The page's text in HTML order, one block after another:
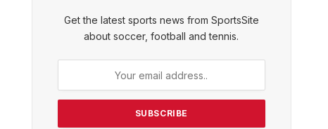
Get the latest sports news from SportsSite
about soccer, football and tennis.